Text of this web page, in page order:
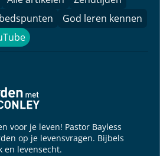
God leren kennen
voor je leven! Pastor Bayless
op je levensvragen. Bijbels
en levensecht.